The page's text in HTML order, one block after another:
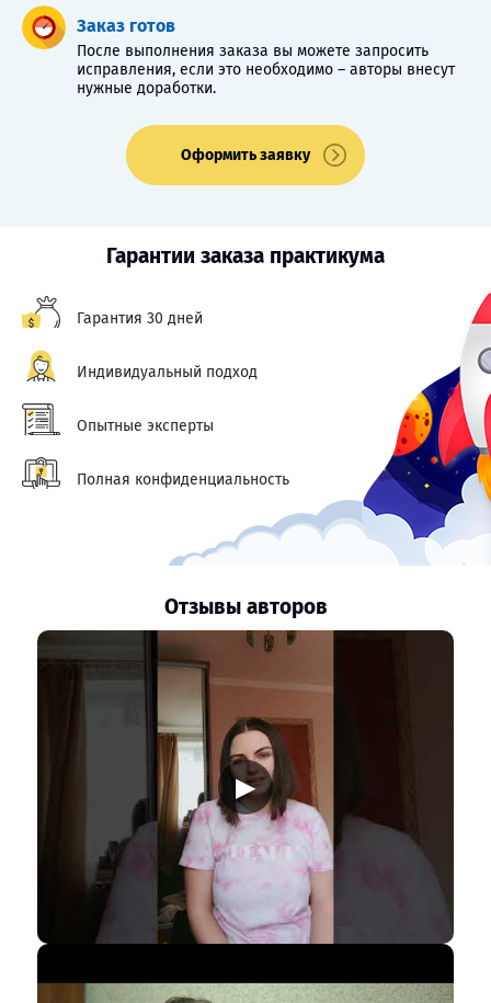
Заказ готов
После выполнения заказа вы можете запросить
исправления, если это необходимо – авторы внесут
нужные доработки.
Оформить заявку
Гарантии заказа практикума
Гарантия 30 дней
Индивидуальный подход
Опытные эксперты
Полная конфиденциальность
Отзывы авторов
▶